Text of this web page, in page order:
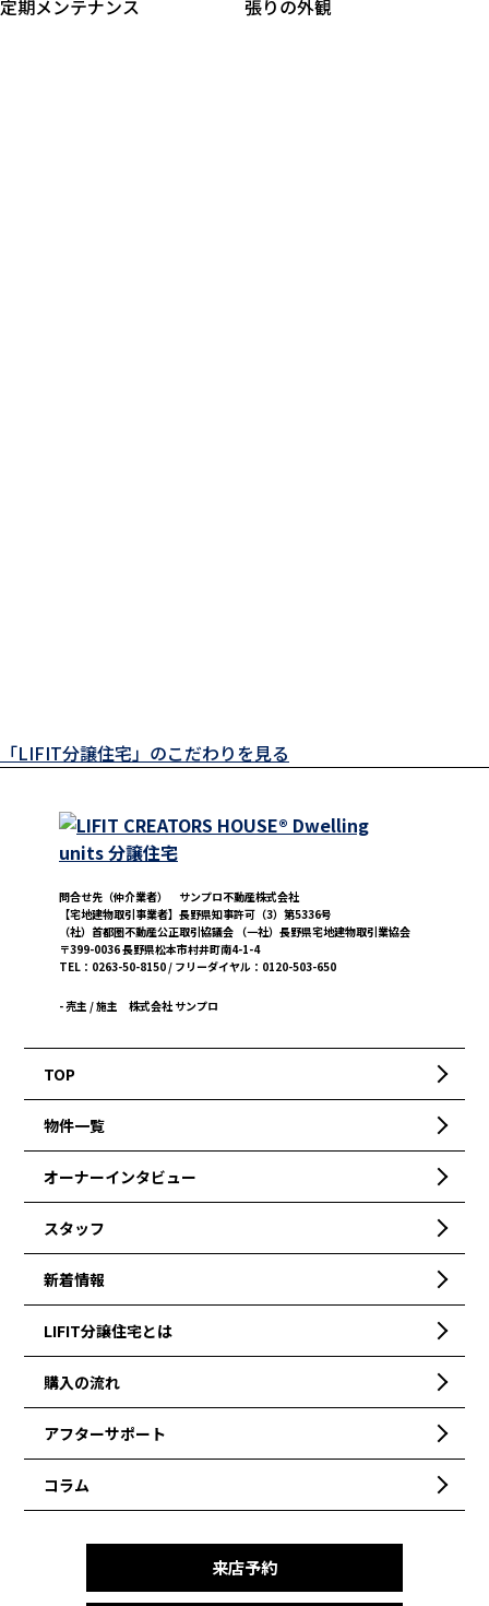
定期メンテナンス
張りの外観
「LIFIT分譲住宅」のこだわりを見る
問合せ先（仲介業者） サンプロ不動産株式会社
【宅地建物取引事業者】長野県知事許可（3）第5336号
（社）首都圏不動産公正取引協議会 （一社）長野県宅地建物取引業協会
〒399-0036 長野県松本市村井町南4-1-4
TEL：0263-50-8150 / フリーダイヤル：0120-503-650
- 売主 / 施主 株式会社 サンプロ
TOP
物件一覧
オーナーインタビュー
スタッフ
新着情報
LIFIT分譲住宅とは
購入の流れ
アフターサポート
コラム
来店予約